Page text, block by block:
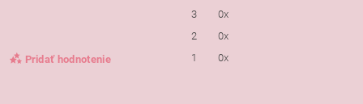
Pridať hodnotenie
3
0x
2
0x
1
0x